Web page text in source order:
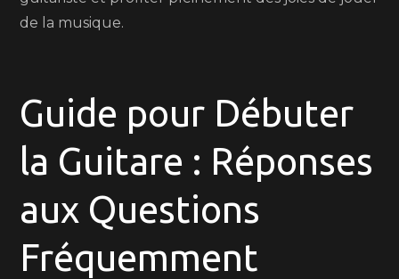
de la musique.
Guide pour Débuter
la Guitare : Réponses
aux Questions
Fréquemment